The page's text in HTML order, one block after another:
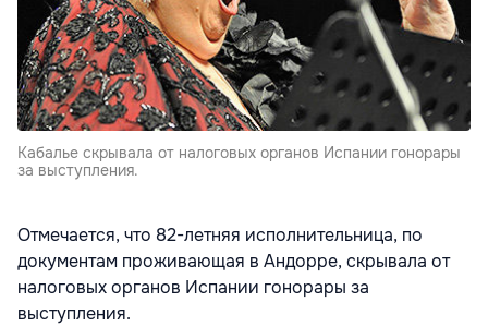
Кабалье скрывала от налоговых органов Испании гонорары
за выступления.
Отмечается, что 82-летняя исполнительница, по
документам проживающая в Андорре, скрывала от
налоговых органов Испании гонорары за
выступления.